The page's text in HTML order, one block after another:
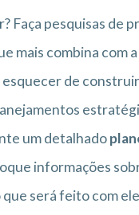
Faça pesquisas de
mais combina com
de
um detalhado
informações
será feito com